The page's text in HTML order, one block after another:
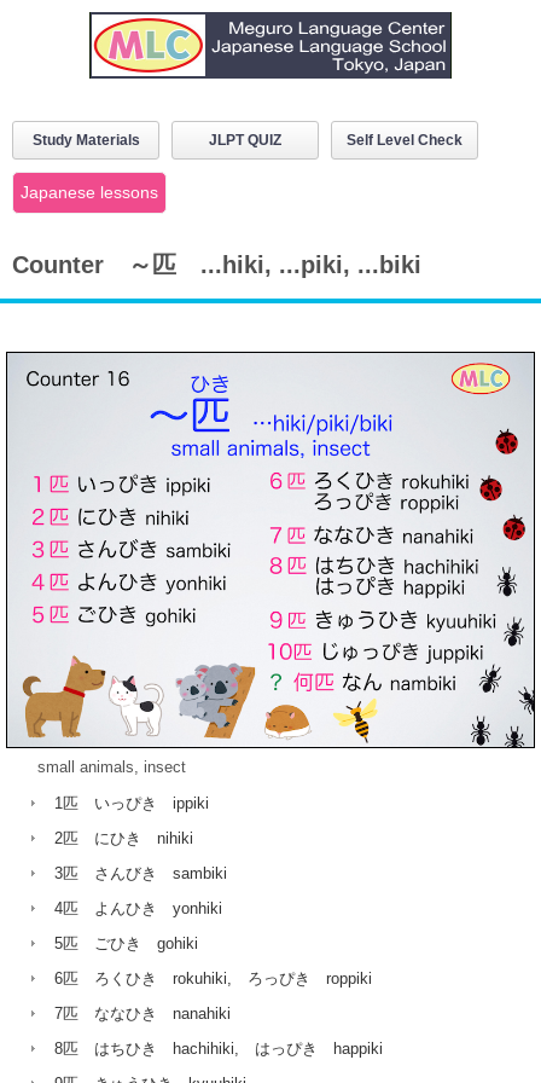
Study Materials JLPT QUIZ Self Level Check
Japanese lessons
Counter ～匹 ...hiki, ...piki, ...biki
small animals, insect
1匹 いっぴき ippiki
2匹 にひき nihiki
3匹 さんびき sambiki
4匹 よんひき yonhiki
5匹 ごひき gohiki
6匹 ろくひき rokuhiki, ろっぴき roppiki
7匹 ななひき nanahiki
8匹 はちひき hachihiki, はっぴき happiki